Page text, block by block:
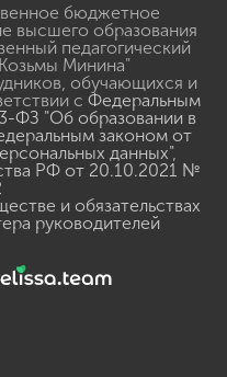
бюджетное
высшего образования
педагогический
Минина"
обучающихся и
с Федеральным
ФЗ "Об образовании в
законом от
данных",
РФ от 20.10.2021 №
и обязательствах
руководителей